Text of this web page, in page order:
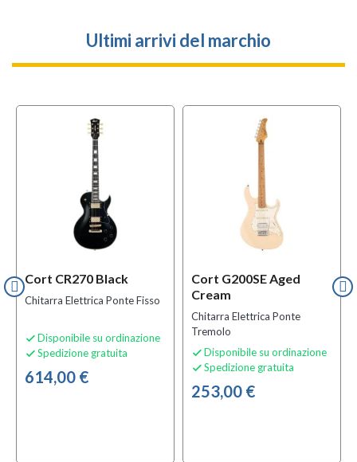
Ultimi arrivi del marchio
Cort CR270 Black
Chitarra Elettrica Ponte Fisso
 Disponibile su ordinazione
 Spedizione gratuita
614,00 €
Cort G200SE Aged
Cream
Chitarra Elettrica Ponte
Tremolo
 Disponibile su ordinazione
 Spedizione gratuita
253,00 €